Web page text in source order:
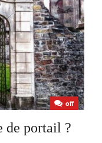
off
de portail ?